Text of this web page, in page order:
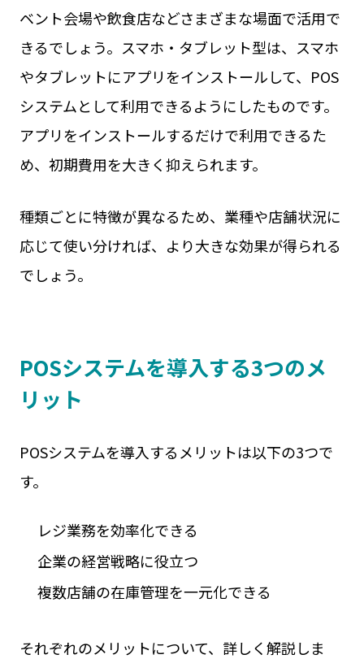
ベント会場や飲食店などさまざまな場面で活用で
きるでしょう。スマホ・タブレット型は、スマホ
やタブレットにアプリをインストールして、POS
システムとして利用できるようにしたものです。
アプリをインストールするだけで利用できるた
め、初期費用を大きく抑えられます。
種類ごとに特徴が異なるため、業種や店舗状況に
応じて使い分ければ、より大きな効果が得られる
でしょう。
POSシステムを導入する3つのメ
リット
POSシステムを導入するメリットは以下の3つで
す。
レジ業務を効率化できる
企業の経営戦略に役立つ
複数店舗の在庫管理を一元化できる
それぞれのメリットについて、詳しく解説しま